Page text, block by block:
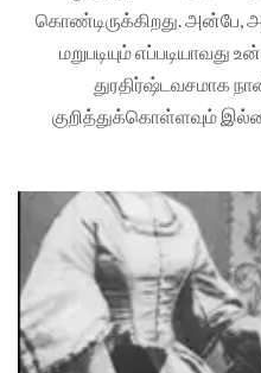
கொண்டிருக்கிறது. அன்பே,
மறுபடியும்
துரதிர்ஷ்டவசமாக
குறித்துக்கொள்ளவும்